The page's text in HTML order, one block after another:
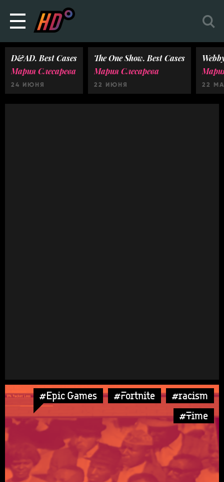
D&AD. Best Cases
Мария Слесарева
24 ИЮНЯ
The One Show. Best Cases
Мария Слесарева
22 ИЮНЯ 22
#Epic Games #Fortnite
#racism
#Time